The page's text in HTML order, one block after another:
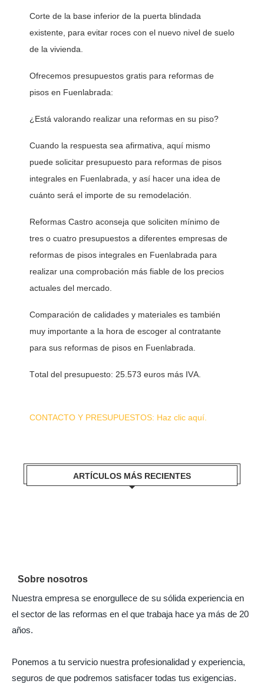
Corte de la base inferior de la puerta blindada
existente, para evitar roces con el nuevo nivel de suelo
de la vivienda.
Ofrecemos presupuestos gratis para reformas de
pisos en Fuenlabrada:
¿Está valorando realizar una reformas en su piso?
Cuando la respuesta sea afirmativa, aquí mismo
puede solicitar presupuesto para reformas de pisos
integrales en Fuenlabrada, y así hacer una idea de
cuánto será el importe de su remodelación.
Reformas Castro aconseja que soliciten mínimo de
tres o cuatro presupuestos a diferentes empresas de
reformas de pisos integrales en Fuenlabrada para
realizar una comprobación más fiable de los precios
actuales del mercado.
Comparación de calidades y materiales es también
muy importante a la hora de escoger al contratante
para sus reformas de pisos en Fuenlabrada.
Total del presupuesto: 25.573 euros más IVA.
CONTACTO Y PRESUPUESTOS: Haz clic aquí.
ARTÍCULOS MÁS RECIENTES
Sobre nosotros
Nuestra empresa se enorgullece de su sólida experiencia en
el sector de las reformas en el que trabaja hace ya más de 20
años.
Ponemos a tu servicio nuestra profesionalidad y experiencia,
seguros de que podremos satisfacer todas tus exigencias.